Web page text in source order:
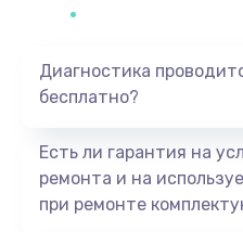
Диагностика
бесплатно?
Есть ли гарантия на
ремонта и на
при ремонте